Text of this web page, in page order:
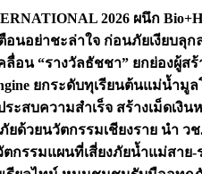
2026 ผนึก
นอย่าชะล่าใจ ก่อนภัยเงียบลุก
ลื่อน “รางวัลธัชชา” ยกย่องผู้
ยกระดับทุเรียนต้นแม่น้ำ
ะสบความสำเร็จ สร้างเม็ดเ
ยด้วยนวัตกรรมเชียงราย นำ
ตกรรมแผนที่เสี่ยงภัยน้ำแม่สา